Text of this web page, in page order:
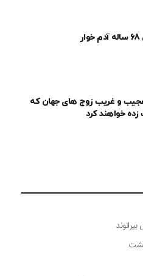
و غریب زوج های جهان که
خواهند کرد